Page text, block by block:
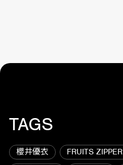
TAGS
櫻井優衣 FRUITS ZIPPER